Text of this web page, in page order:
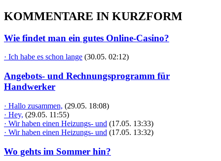
KOMMENTARE IN KURZFORM
Wie findet man ein gutes Online-Casino?
· Ich habe es schon lange (30.05. 02:12)
Angebots- und Rechnungsprogramm für
Handwerker
· Hallo zusammen, (29.05. 18:08)
· Hey, (29.05. 11:55)
· Wir haben einen Heizungs- und (17.05. 13:33)
· Wir haben einen Heizungs- und (17.05. 13:32)
Wo gehts im Sommer hin?